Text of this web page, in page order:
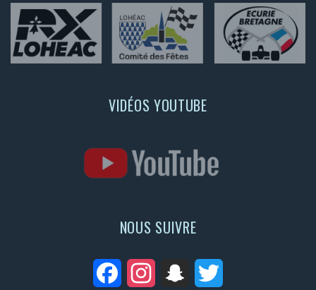
VIDÉOS YOUTUBE
NOUS SUIVRE
FacebookInstagramSnapchat